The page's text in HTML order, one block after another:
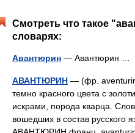
Смотреть что такое
словарях:
Авантюрин — Авантюрин …
АВАНТЮРИН — (фр.
темно красного цвета с
искрами, порода кварца.
вошедших в состав русского